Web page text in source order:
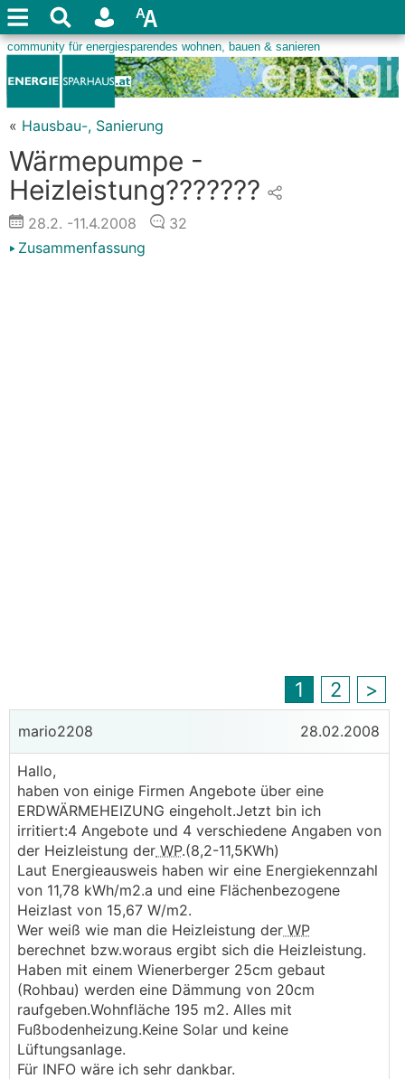
« Hausbau-, Sanierung
Wärmepumpe -
Heizleistung???????
28.2. -11.4.2008
32
Zusammenfassung
1 2 >
mario2208 28.02.2008
Hallo,
haben von einige Firmen Angebote über eine
ERDWÄRMEHEIZUNG eingeholt.Jetzt bin ich
irritiert:4 Angebote und 4 verschiedene Angaben von
der Heizleistung der WP.(8,2-11,5KWh)
Laut Energieausweis haben wir eine Energiekennzahl
von 11,78 kWh/m2.a und eine Flächenbezogene
Heizlast von 15,67 W/m2.
Wer weiß wie man die Heizleistung der WP
berechnet bzw.woraus ergibt sich die Heizleistung.
Haben mit einem Wienerberger 25cm gebaut
(Rohbau) werden eine Dämmung von 20cm
raufgeben.Wohnfläche 195 m2. Alles mit
Fußbodenheizung.Keine Solar und keine
Lüftungsanlage.
Für INFO wäre ich sehr dankbar.